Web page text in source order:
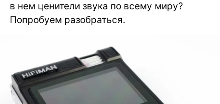
в нем ценители звука по всему миру?
Попробуем разобраться.